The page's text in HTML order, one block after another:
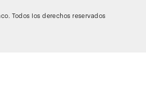
Todos los derechos reservados